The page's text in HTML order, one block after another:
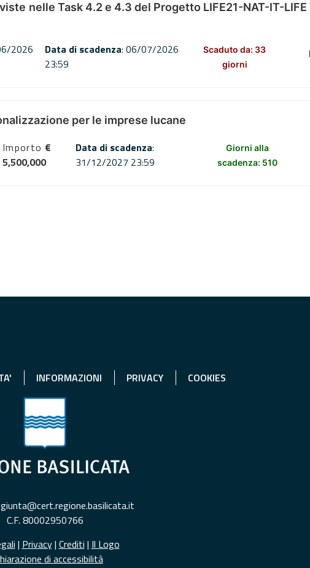
nelle Task 4.2 e 4.3 del Progetto LIFE21-NAT-IT-LIFE
2026
Data di scadenza: 06/07/2026
23:59
Scaduto da: 33
giorni
per le imprese lucane
Importo €
5,500,000
Data di scadenza:
31/12/2027 23:59
Giorni alla
scadenza: 510
INFORMAZIONI PRIVACY COOKIES
giunta@cert.regione.basilicata.it
C.F. 80002950766
| Privacy| Crediti | Il Logo
di accessibilità